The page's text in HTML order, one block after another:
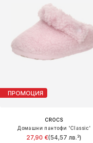
ПРОМОЦИЯ
CROCS
Домашни пантофи 'Classic'
27,90 €(54,57 лв.³)